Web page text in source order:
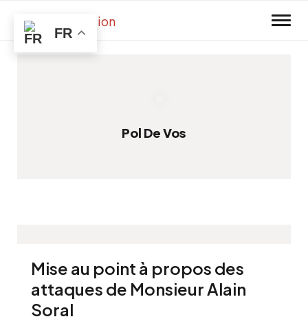
Pol De Vos
Mise au point à propos des
attaques de Monsieur Alain
Soral
FR